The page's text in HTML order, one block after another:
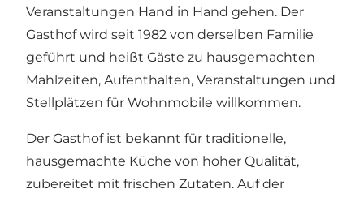
Veranstaltungen Hand in Hand gehen. Der
Gasthof wird seit 1982 von derselben Familie
geführt und heißt Gäste zu hausgemachten
Mahlzeiten, Aufenthalten, Veranstaltungen und
Stellplätzen für Wohnmobile willkommen.
Der Gasthof ist bekannt für traditionelle,
hausgemachte Küche von hoher Qualität,
zubereitet mit frischen Zutaten. Auf der